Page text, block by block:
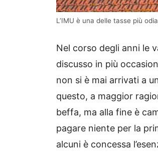
L’IMU è una delle tasse più
Nel corso degli anni le
discusso in più
non si è mai arrivati a
questo, a maggior
beffa, ma alla fine è
pagare niente per la
alcuni è concessa